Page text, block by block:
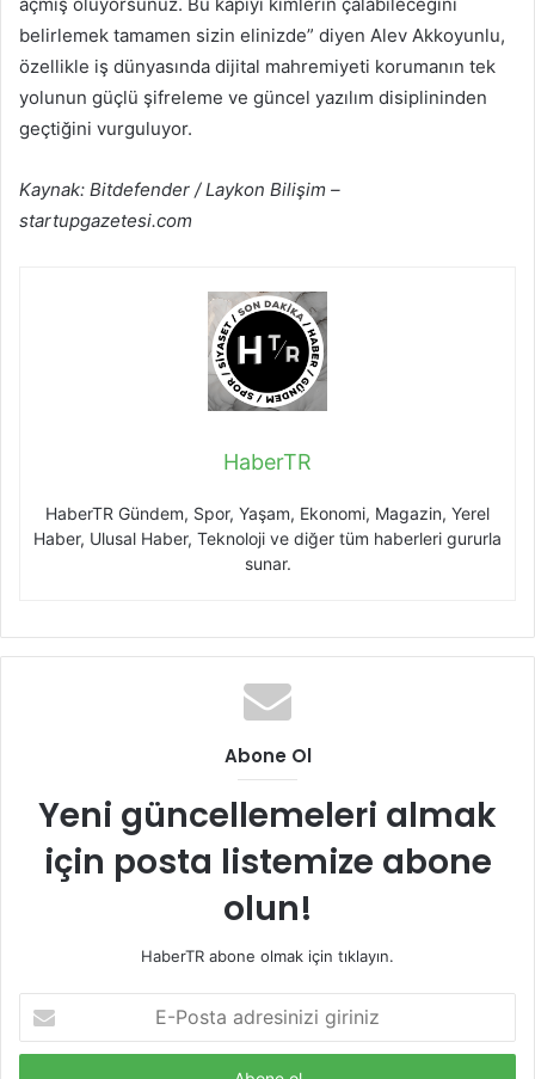
belirlemek tamamen sizin elinizde” diyen Alev Akkoyunlu,
özellikle iş dünyasında dijital mahremiyeti korumanın tek
yolunun güçlü şifreleme ve güncel yazılım disiplininden
geçtiğini vurguluyor.
Kaynak: Bitdefender / Laykon Bilişim –
startupgazetesi.com
HaberTR
HaberTR Gündem, Spor, Yaşam, Ekonomi, Magazin, Yerel
Haber, Ulusal Haber, Teknoloji ve diğer tüm haberleri gururla
sunar.
Abone Ol
Yeni güncellemeleri almak
için posta listemize abone
olun!
HaberTR abone olmak için tıklayın.
Posta
adresinizi